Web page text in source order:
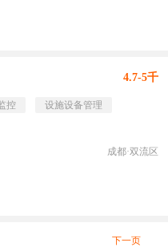
4.7-5千
控
设施设备管理
成都·双流区
下一页